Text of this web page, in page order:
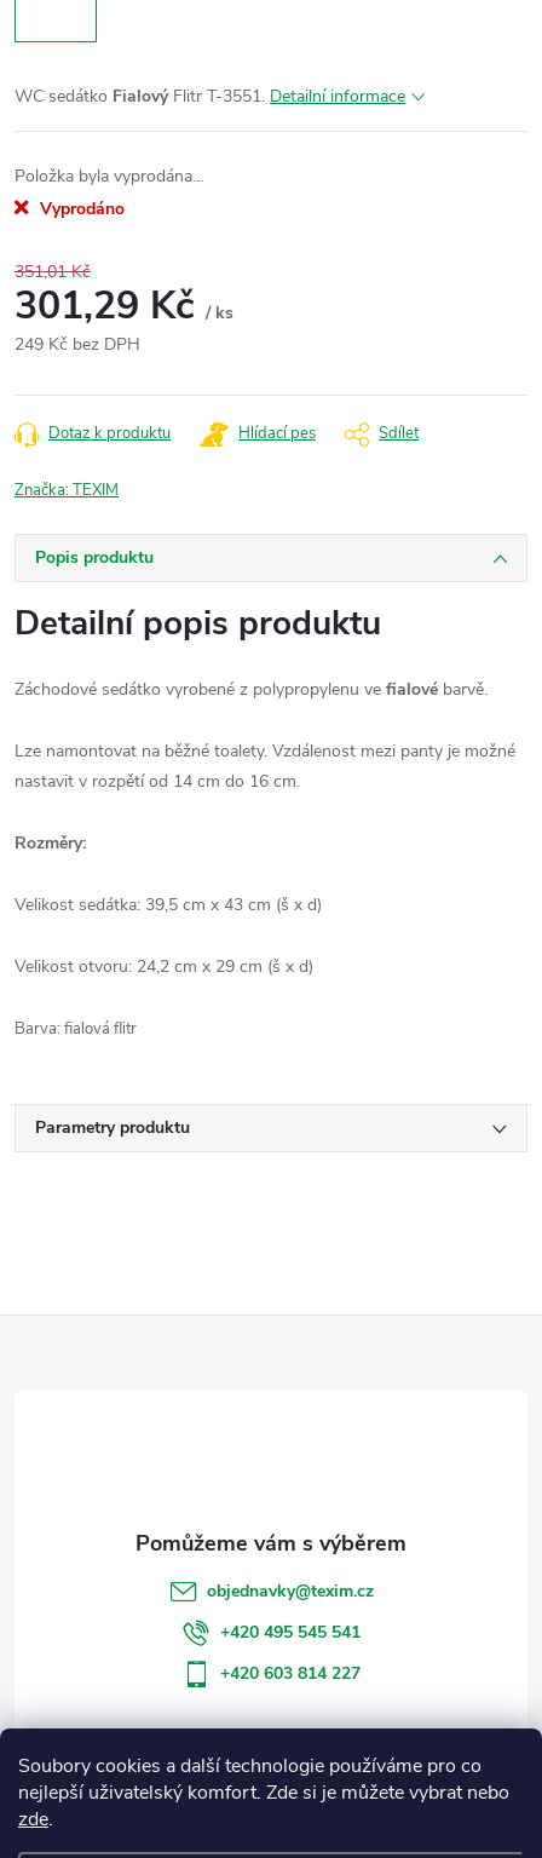
Soubory cookies a další technologie používáme pro co
nejlepší uživatelský komfort. Zde si je můžete vybrat nebo
zde.
WC sedátko FialovýFlitr T-3551. Detailní informace
Položka byla vyprodána…
Vyprodáno
351,01 Kč
301,29 Kč / ks
249 Kč bez DPH
cena:
Dotaz k produktu Hlídací pes Sdílet
Značka:TEXIM
Popis produktu
Detailní popis produktu
Záchodové sedátko vyrobené z polypropylenu ve fialové barvě.
Lze namontovat na běžné toalety. Vzdálenost mezi panty je možné
nastavit v rozpětí od 14 cm do 16 cm.
Rozměry:
Velikost sedátka: 39,5 cm x 43 cm (š x d)
Velikost otvoru: 24,2 cm x 29 cm (š x d)
Barva: fialová flitr
Parametry produktu
Informace pro vás
Blog
objednavky@texim.cz
+420 495 545 541
+420 603 814 227